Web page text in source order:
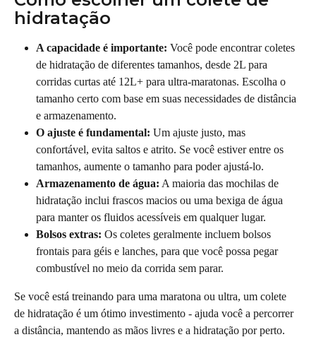
hidratação
A capacidade é importante: Você pode encontrar coletes
de hidratação de diferentes tamanhos, desde 2L para
corridas curtas até 12L+ para ultra-maratonas. Escolha o
tamanho certo com base em suas necessidades de distância
e armazenamento.
O ajuste é fundamental: Um ajuste justo, mas
confortável, evita saltos e atrito. Se você estiver entre os
tamanhos, aumente o tamanho para poder ajustá-lo.
Armazenamento de água: A maioria das mochilas de
hidratação inclui frascos macios ou uma bexiga de água
para manter os fluidos acessíveis em qualquer lugar.
Bolsos extras: Os coletes geralmente incluem bolsos
frontais para géis e lanches, para que você possa pegar
combustível no meio da corrida sem parar.
Se você está treinando para uma maratona ou ultra, um colete
de hidratação é um ótimo investimento - ajuda você a percorrer
a distância, mantendo as mãos livres e a hidratação por perto.